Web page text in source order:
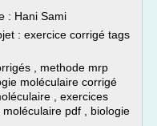
: Hani Sami
: exercice corrigé tags
, methode mrp
moléculaire corrigé
, exercices
pdf , biologie